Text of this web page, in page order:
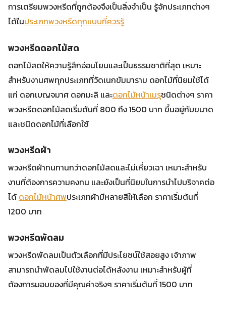
การเตรียมพวงหรีดที่ถูกต้องจึงเป็นสิ่งจำเป็น รู้จักประเภทต่างๆ
ได้ในประเภทพวงหรีดทุกแบบที่ควรรู้
พวงหรีดดอกไม้สด
ดอกไม้สดให้ความรู้สึกอ่อนโยนและเป็นธรรมชาติที่สุด เหมาะ
สำหรับงานศพทุกประเภทที่วัดเนกขัมมาราม ดอกไม้ที่นิยมใช้ได้
แก่ ดอกเบญจมาศ ดอกมะลิ และดอกไม้หน้าเมรุชนิดต่างๆ ราคา
พวงหรีดดอกไม้สดเริ่มต้นที่ 800 ถึง 1500 บาท ขึ้นอยู่กับขนาด
และชนิดดอกไม้ที่เลือกใช้
พวงหรีดผ้า
พวงหรีดผ้าทนทานกว่าดอกไม้สดและไม่เหี่ยวเฉา เหมาะสำหรับ
งานที่ต้องการความคงทน และยังเป็นที่นิยมในการนำไปบริจาคต่อ
ได้ ดอกไม้หน้าศพประเภทผ้ามีหลายสีให้เลือก ราคาเริ่มต้นที่
1200 บาท
พวงหรีดพัดลม
พวงหรีดพัดลมเป็นตัวเลือกที่มีประโยชน์ใช้สอยสูง เจ้าภาพ
สามารถนำพัดลมไปใช้งานต่อได้หลังงาน เหมาะสำหรับผู้ที่
ต้องการมอบของที่มีคุณค่าจริงๆ ราคาเริ่มต้นที่ 1500 บาท